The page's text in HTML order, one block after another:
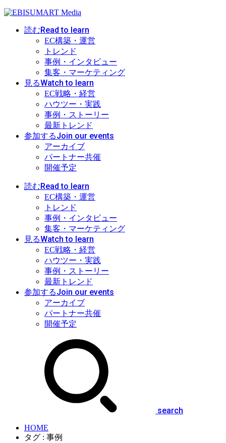
読むRead to learn
EC構築・運営
トレンド
事例・インタビュー
集客・マーケティング
見るWatch to learn
EC戦略・経営
ハウツー・実践
事例・ストーリー
最新トレンド
参加するJoin our events
アーカイブ
パートナー共催
開催予定
読むRead to learn
EC構築・運営
トレンド
事例・インタビュー
集客・マーケティング
見るWatch to learn
EC戦略・経営
ハウツー・実践
事例・ストーリー
最新トレンド
参加するJoin our events
アーカイブ
パートナー共催
開催予定
search
HOME
タグ : 事例